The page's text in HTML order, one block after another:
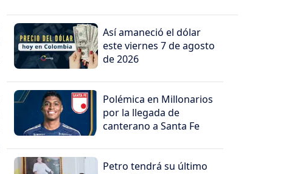
Así amaneció el dólar
este viernes 7 de agosto
de 2026
Polémica en Millonarios
por la llegada de
canterano a Santa Fe
Petro tendrá su último